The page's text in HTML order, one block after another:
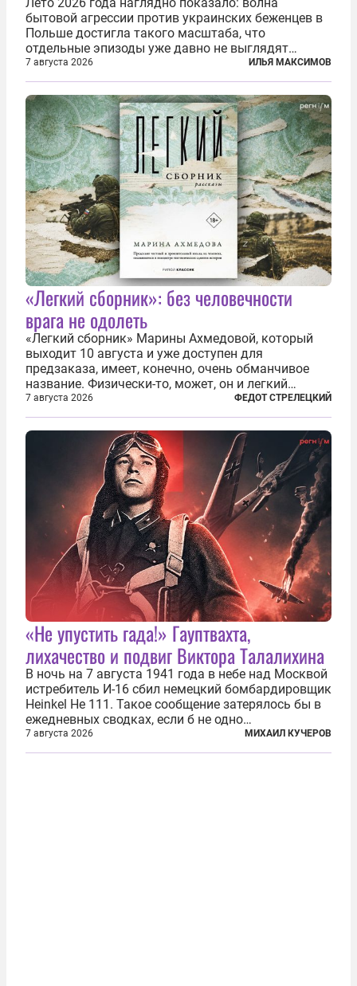
бытовой агрессии против украинских беженцев в
Польше достигла такого масштаба, что
отдельные эпизоды уже давно не выглядят
случайными. Поляки, судя по происходящему,
буквально теряют рассудок от ненависти к
украинским беженцам, и каждый новый случай
по-своему...
7 августа 2026 ИЛЬЯ МАКСИМОВ
«Легкий сборник»: без человечности
врага не одолеть
«Легкий сборник» Марины Ахмедовой, который
выходит 10 августа и уже доступен для
предзаказа, имеет, конечно, очень обманчивое
название. Физически-то, может, он и легкий
относительно. Но метафизически —
безотносительно тяжелый. Десять рассказов,
каждый из которых напрямую или косвенно (в
основном —...
7 августа 2026 ФЕДОТ СТРЕЛЕЦКИЙ
«Не упустить гада!» Гауптвахта,
лихачество и подвиг Виктора Талалихина
В ночь на 7 августа 1941 года в небе над Москвой
истребитель И-16 сбил немецкий бомбардировщик
Heinkel He 111. Такое сообщение затерялось бы в
ежедневных сводках, если б не одно
обстоятельство. Это был один из первых в
истории отечественной авиации ночных таранов.
7 августа 2026 МИХАИЛ КУЧЕРОВ